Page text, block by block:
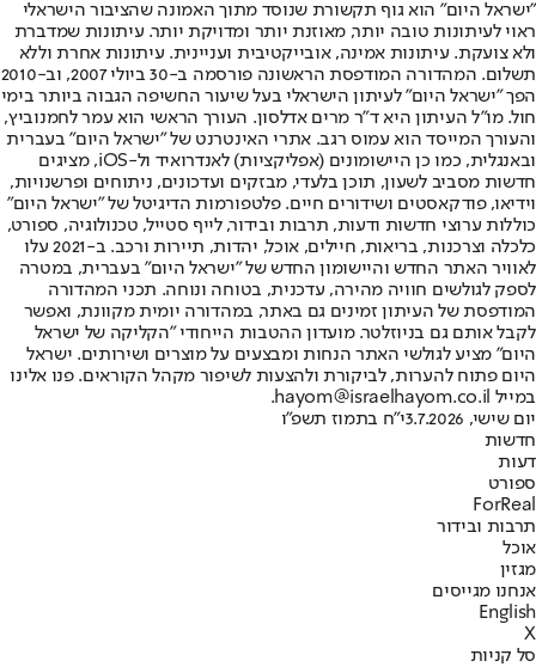
"ישראל היום" הוא גוף תקשורת שנוסד מתוך האמונה שהציבור הישראלי
ראוי לעיתונות טובה יותר, מאוזנת יותר ומדויקת יותר. עיתונות שמדברת
ולא צועקת. עיתונות אמינה, אובייקטיבית ועניינית. עיתונות אחרת וללא
תשלום. המהדורה המודפסת הראשונה פורסמה ב-30 ביולי 2007, וב-2010
הפך "ישראל היום" לעיתון הישראלי בעל שיעור החשיפה הגבוה ביותר בימי
חול. מו"ל העיתון היא ד"ר מרים אדלסון. העורך הראשי הוא עמר לחמנוביץ,
והעורך המייסד הוא עמוס רגב. אתרי האינטרנט של "ישראל היום" בעברית
ובאנגלית, כמו כן היישומונים (אפליקציות) לאנדרואיד ול-iOS, מציגים
חדשות מסביב לשעון, תוכן בלעדי, מבזקים ועדכונים, ניתוחים ופרשנויות,
וידיאו, פודקאסטים ושידורים חיים. פלטפורמות הדיגיטל של "ישראל היום"
כוללות ערוצי חדשות ודעות, תרבות ובידור, לייף סטייל, טכנולוגיה, ספורט,
כלכלה וצרכנות, בריאות, חיילים, אוכל, יהדות, תיירות ורכב. ב-2021 עלו
לאוויר האתר החדש והיישומון החדש של "ישראל היום" בעברית, במטרה
לספק לגולשים חוויה מהירה, עדכנית, בטוחה ונוחה. תכני המהדורה
המודפסת של העיתון זמינים גם באתר, במהדורה יומית מקוונת, ואפשר
לקבל אותם גם בניוזלטר. מועדון ההטבות הייחודי "הקליקה של ישראל
היום" מציע לגולשי האתר הנחות ומבצעים על מוצרים ושירותים. ישראל
היום פתוח להערות, לביקורת ולהצעות לשיפור מקהל הקוראים. פנו אלינו
במייל hayom@israelhayom.co.il.
יום שישי, 3.7.2026
י"ח בתמוז תשפ"ו
חדשות
דעות
ספורט
ForReal
תרבות ובידור
אוכל
מגזין
אנחנו מגייסים
English
X
סל קניות